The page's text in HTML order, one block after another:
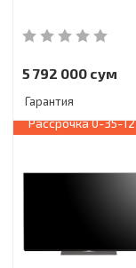
5 792 000 сум
Гарантия
Рассрочка0-35-12